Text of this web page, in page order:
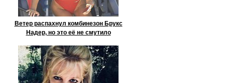
Ветер распахнул комбинезон Брукс
Надер, но это её не смутило